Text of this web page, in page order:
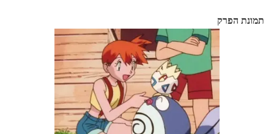
תמונת הפרק